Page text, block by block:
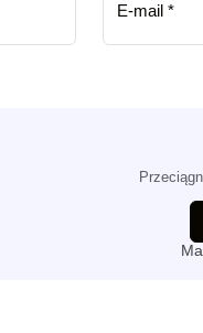
E-mail *